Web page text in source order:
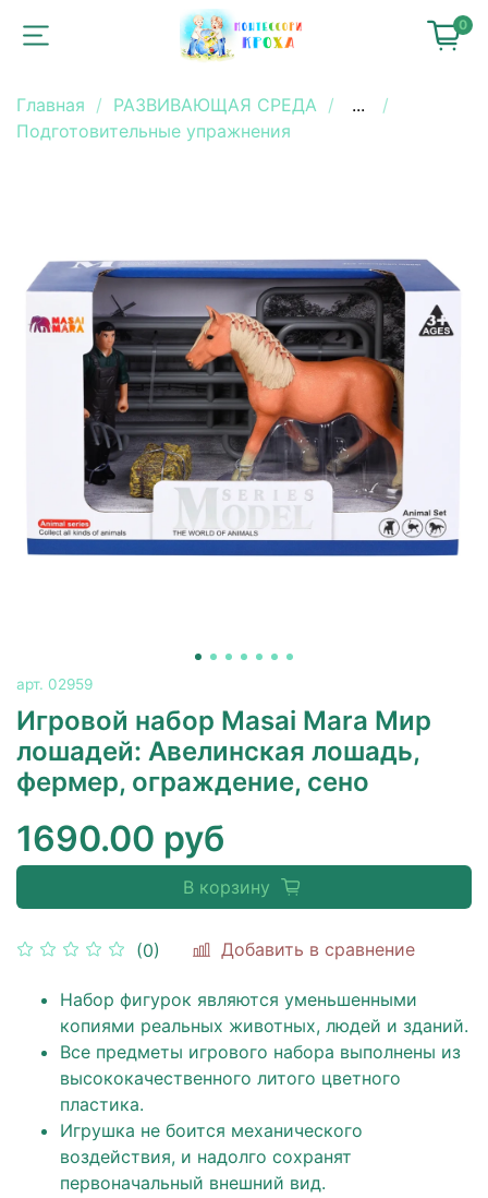
0
Главная РАЗВИВАЮЩАЯ СРЕДА
...
Подготовительные упражнения
арт. 02959
Игровой набор Masai Mara Мир
лошадей: Авелинская лошадь,
фермер, ограждение, сено
(0) Добавить в сравнение
1690.00 руб
В корзину
Набор фигурок являются уменьшенными
копиями реальных животных, людей и зданий.
Все предметы игрового набора выполнены из
высококачественного литого цветного
пластика.
Игрушка не боится механического
воздействия, и надолго сохранят
первоначальный внешний вид.